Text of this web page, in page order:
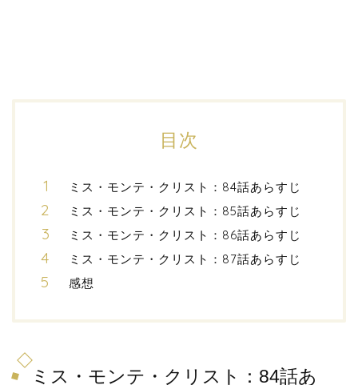
目次
ミス・モンテ・クリスト：84話あらすじ
ミス・モンテ・クリスト：85話あらすじ
ミス・モンテ・クリスト：86話あらすじ
ミス・モンテ・クリスト：87話あらすじ
感想
ミス・モンテ・クリスト：84話あ